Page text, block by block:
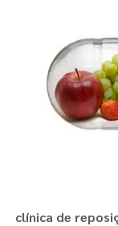
clínica de